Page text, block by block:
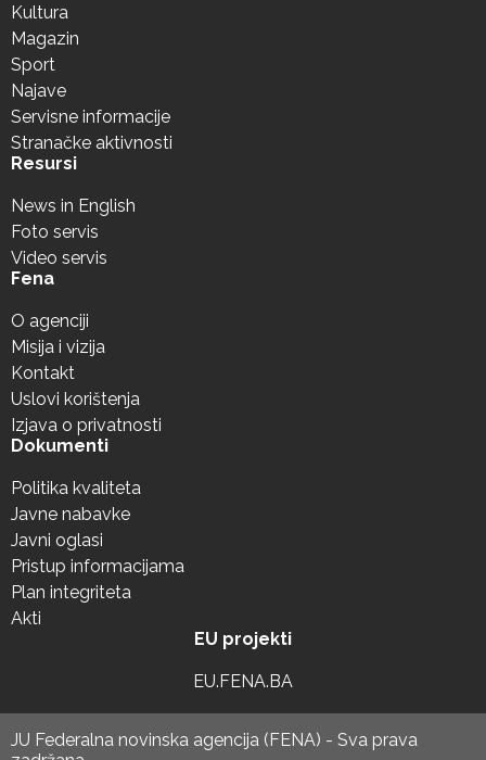
Kultura
Magazin
Sport
Najave
Servisne informacije
Stranačke aktivnosti
Resursi
News in English
Foto servis
Video servis
Fena
O agenciji
Misija i vizija
Kontakt
Uslovi korištenja
Izjava o privatnosti
Dokumenti
Politika kvaliteta
Javne nabavke
Javni oglasi
Pristup informacijama
Plan integriteta
Akti
EU projekti
EU.FENA.BA
JU Federalna novinska agencija (FENA) - Sva prava